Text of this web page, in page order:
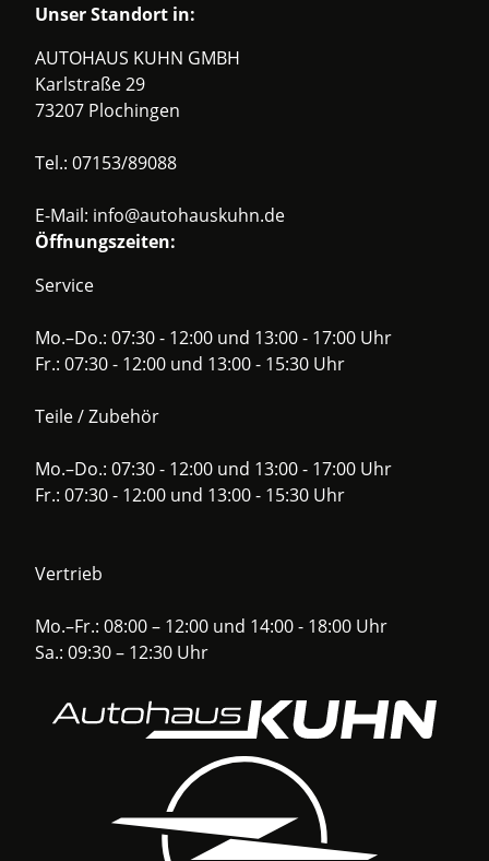
Unser Standort in:
AUTOHAUS KUHN GMBH
Karlstraße 29
73207 Plochingen
Tel.: 07153/89088
E-Mail: info@autohauskuhn.de
Öffnungszeiten:
Service
Mo.–Do.: 07:30 - 12:00 und 13:00 - 17:00 Uhr
Fr.: 07:30 - 12:00 und 13:00 - 15:30 Uhr
Teile / Zubehör
Mo.–Do.: 07:30 - 12:00 und 13:00 - 17:00 Uhr
Fr.: 07:30 - 12:00 und 13:00 - 15:30 Uhr
Vertrieb
Mo.–Fr.: 08:00 – 12:00 und 14:00 - 18:00 Uhr
Sa.: 09:30 – 12:30 Uhr